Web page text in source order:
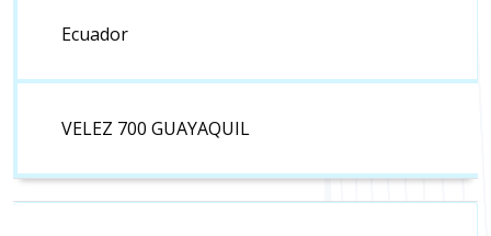
Ecuador
VELEZ 700 GUAYAQUIL